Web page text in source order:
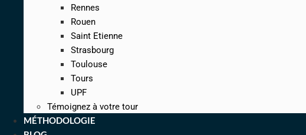
Rennes
Rouen
Saint Etienne
Strasbourg
Toulouse
Tours
UPF
Témoignez à votre tour
MÉTHODOLOGIE